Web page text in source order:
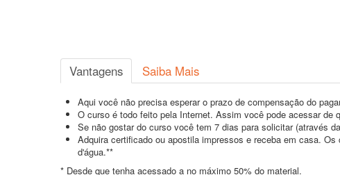
Vantagens Saiba Mais
Aqui você não precisa esperar o prazo de compensação do
O curso é todo feito pela Internet. Assim você pode acessar de
Se não gostar do curso você tem 7 dias para solicitar (através
Adquira certificado ou apostila impressos e receba em casa.
d'água.**
* Desde que tenha acessado a no máximo 50% do material.